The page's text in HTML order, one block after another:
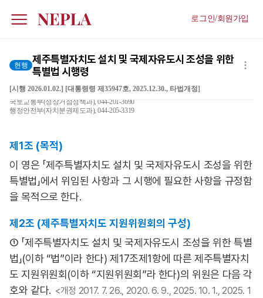
로그인/회원가입
현행 제주특별자치도 설치 및 국제자유도시 조성을 위한
특별법 시행령
[시행 2026.01.02.] [대통령령 제35947호, 2025.12.30., 타법개정]
국토교통부(성장거점정책과), 044-201-3690
행정안전부(자치분권제도과), 044-205-3319
제1조 (목적)
이 영은 「제주특별자치도 설치 및 국제자유도시 조성을 위한
특별법」에서 위임된 사항과 그 시행에 필요한 사항을 규정함
을 목적으로 한다.
제2조 (제주특별자치도 지원위원회의 구성)
① 「제주특별자치도 설치 및 국제자유도시 조성을 위한 특별
법」(이하 “법”이라 한다) 제17조제1항에 따른 제주특별자치
도 지원위원회(이하 “지원위원회”라 한다)의 위원은 다음 각
호와 같다. <개정 2017. 7. 26., 2020. 6. 9., 2025. 10. 1., 2025. 1